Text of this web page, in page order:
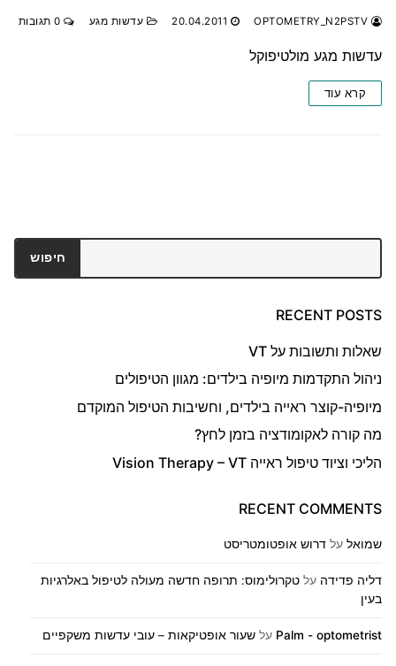
20.04.2011 עדשות מגע
עדשות מגע מולטיפוקל
קרא עוד
חיפוש
RECENT POSTS
שאלות ותשובות על VT
ניהול התקדמות מיופיה בילדים: מגוון הטיפולים
מיופיה-קוצר ראייה בילדים, וחשיבות הטיפול המוקדם
מה קורה לאקומודציה בזמן לחץ?
הליכי וציוד טיפול ראייה Vision Therapy – VT
RECENT COMMENTS
שמואל על דרוש אופטומטריסט
דליה פדידה על טקרולימוס: תרופה חדשה מעולה לטיפול באלרגיות
בעין
Palm - optometrist על שעור אופטיקאות – עובי עדשות משקפיים